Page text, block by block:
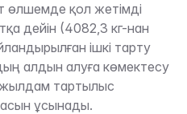
өлшемде қол жетімді
дейін (4082,3 кг-нан
iшкi тарту
алдын алуға көмектесу
тартылыс
ұсынады.